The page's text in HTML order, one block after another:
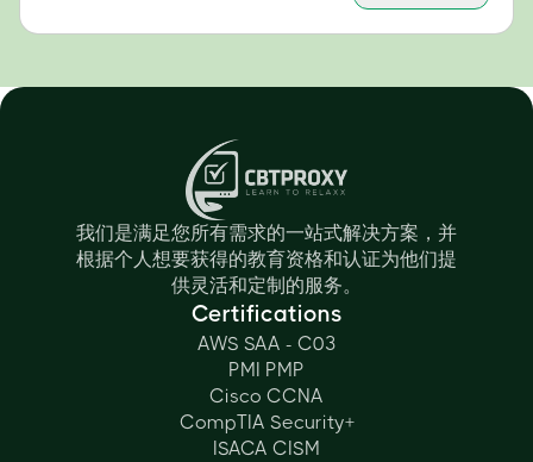
我们是满足您所有需求的一站式解决方案，并
根据个人想要获得的教育资格和认证为他们提
供灵活和定制的服务。
Certifications
AWS SAA - C03
PMI PMP
Cisco CCNA
CompTIA Security+
ISACA CISM